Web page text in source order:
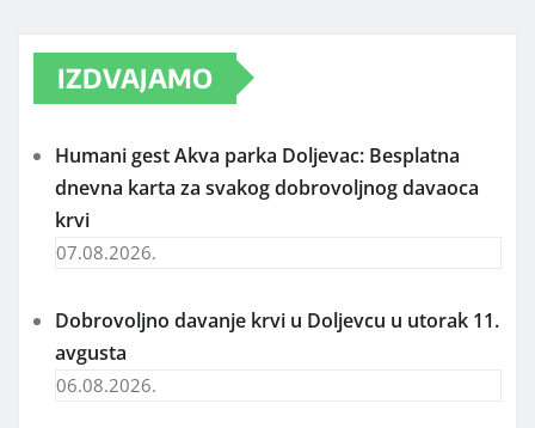
IZDVAJAMO
Humani gest Akva parka Doljevac: Besplatna
dnevna karta za svakog dobrovoljnog davaoca
krvi
07.08.2026.
Dobrovoljno davanje krvi u Doljevcu u utorak 11.
avgusta
06.08.2026.